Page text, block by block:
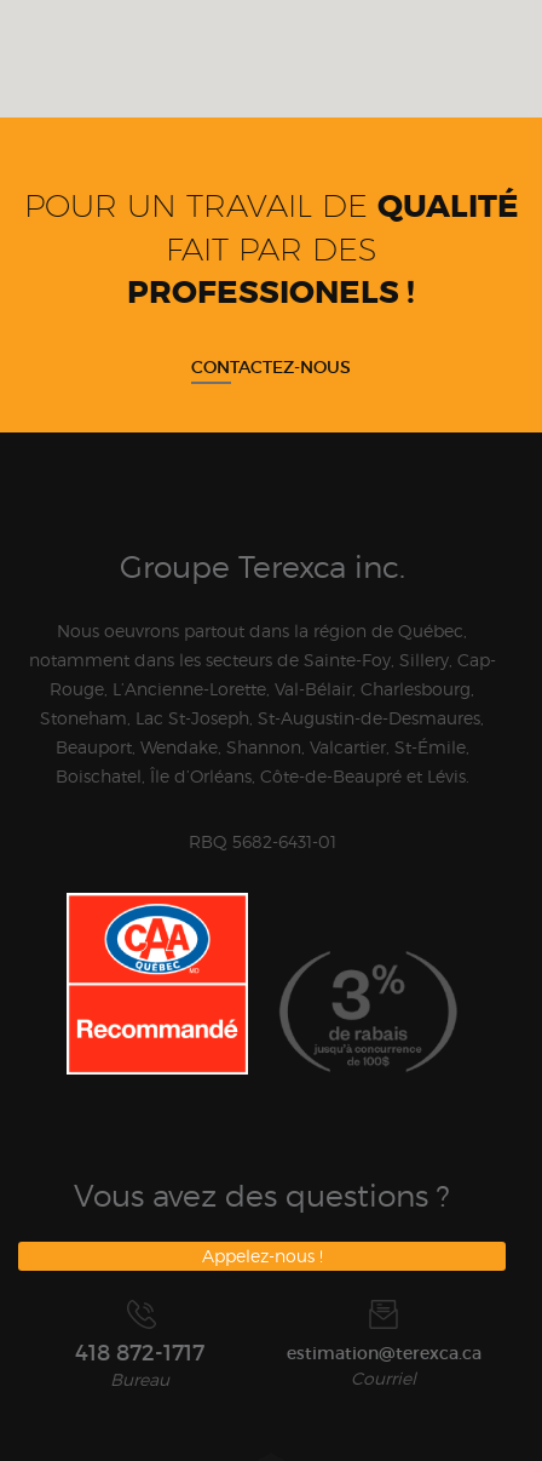
POUR UN TRAVAIL DE QUALITÉ
FAIT PAR DES
PROFESSIONELS !
CONTACTEZ-NOUS
Groupe Terexca inc.
Nous oeuvrons partout dans la région de Québec,
notamment dans les secteurs de Sainte-Foy, Sillery, Cap-
Rouge, L’Ancienne-Lorette, Val-Bélair, Charlesbourg,
Stoneham, Lac St-Joseph, St-Augustin-de-Desmaures,
Beauport, Wendake, Shannon, Valcartier, St-Émile,
Boischatel, Île d’Orléans, Côte-de-Beaupré et Lévis.
RBQ 5682-6431-01
Vous avez des questions ?
Appelez-nous !
418 872-1717
Bureau
estimation@terexca.ca
Courriel